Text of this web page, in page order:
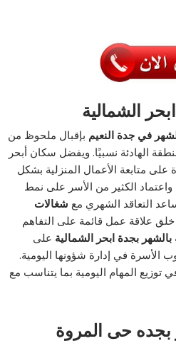
الشمالية
في جدة النعيم بإقبال ملحوظ من
الهادئة نسبيًا. ويفضل سكان أبحر
على متابعة الأعمال المنزلية بشكل
الكثير من الأسر على نمط
التعاقد الشهري مع شغالات
علاقة عمل قائمة على التفاهم
بجدة ابحر الشمالية على
الأسرة في إدارة شؤونها اليومية.
توزيع المهام اليومية بما يتناسب مع
بجده حى المروة